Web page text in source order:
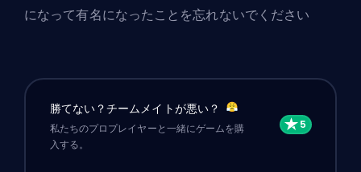
になって有名になったことを忘れないでください
勝てない？チームメイトが悪い？
私たちのプロプレイヤーと一緒にゲームを購
入する。